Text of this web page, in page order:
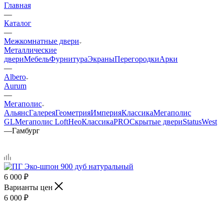
Главная
—
Каталог
—
Межкомнатные двери
Металлические
двериМебельФурнитураЭкраныПерегородкиАрки
—
Albero
Aurum
—
Мегаполис
АльянсГалереяГеометрияИмперияКлассикаМегаполис
GLМегаполис LoftНеоКлассикаPROСкрытые двериStatusWest
—Гамбург
6 000 ₽
Варианты цен
6 000 ₽